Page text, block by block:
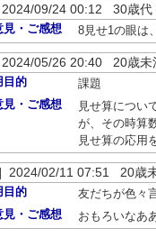
09/24 00:12 30歳代
見・ご感想 8見せ1の眼は
05/26 20:40 20歳未
目的
課題
見・ご感想
見せ算につい
が、その時算
見せ算の応用
2024/02/11 07:51 20歳
目的
友だちが色々
見・ご感想
おもろいなあ